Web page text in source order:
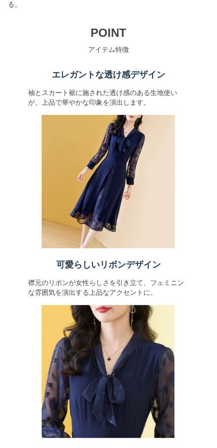
る。
POINT
アイテム特徴
エレガントな透け感デザイン
袖とスカート裾に施された透け感のある生地使い
が、上品で華やかな印象を演出します。
可愛らしいリボンデザイン
襟元のリボンが女性らしさを引き立て、フェミニン
な雰囲気を演出する上品なアクセントに。